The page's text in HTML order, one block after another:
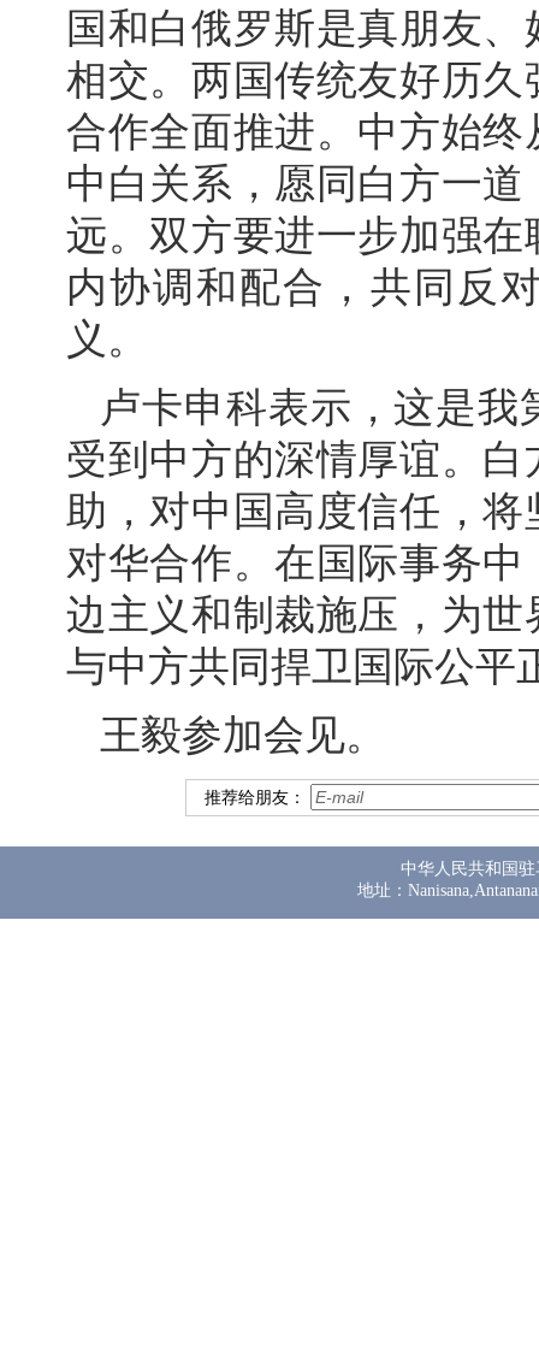
国和白俄罗斯是真朋友
相交。两国传统友好历
合作全面推进。中方始
中白关系，愿同白方一
远。双方要进一步加强
内协调和配合，共同反
义。
卢卡申科表示，这是
受到中方的深情厚谊。
助，对中国高度信任，
对华合作。在国际事务
边主义和制裁施压，为
与中方共同捍卫国际公平
王毅参加会见。
推荐给朋友：
中华人民共和国
地址：